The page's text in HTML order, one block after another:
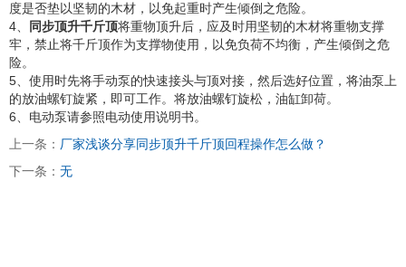
度是否垫以坚韧的木材，以免起重时产生倾倒之危险。
4、
同步顶升千斤顶将重物顶升后，应及时用坚韧的木材将重物支撑
牢，禁止将千斤顶作为支撑物使用，以免负荷不均衡，产生倾倒之危
险。
5、使用时先将手动泵的快速接头与顶对接，然后选好位置，将油泵上
的放油螺钉旋紧，即可工作。将放油螺钉旋松，油缸卸荷。
6、电动泵请参照电动使用说明书。
上一条： 厂家浅谈分享同步顶升千斤顶回程操作怎么做？
下一条： 无